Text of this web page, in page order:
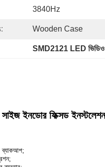
3840Hz
Wooden Case
SMD2121 LED ভিডিও
ইনডোর ফিক্সড
ব্যাকআপ;